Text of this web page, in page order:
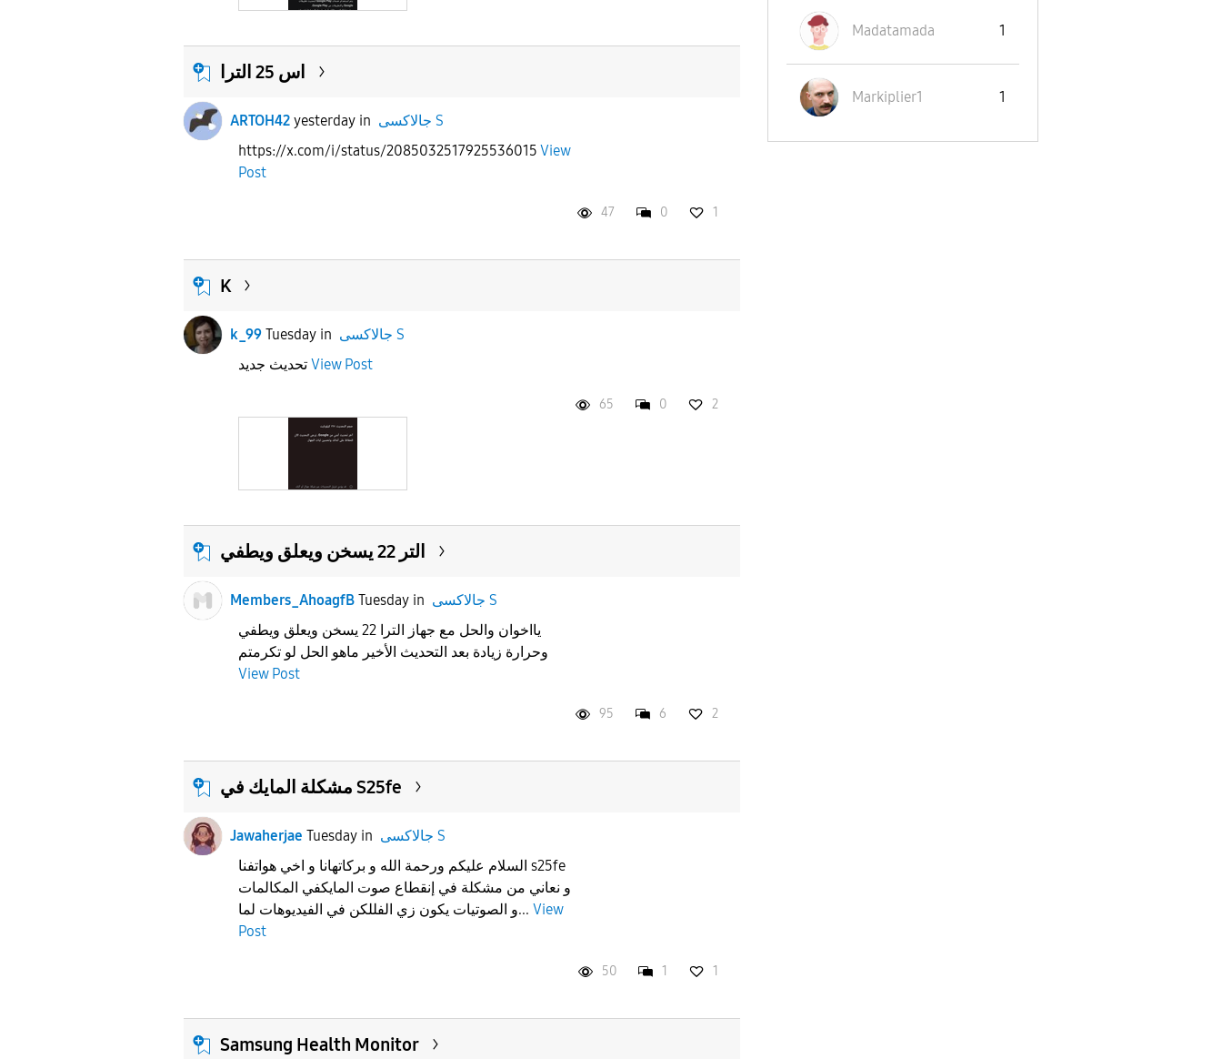
اس 25 الترا
ARTOH42 yesterday in
جالاكسى S
https://x.com/i/status/2085032517925536015 View
Post
47 0 1
K
k_99 Tuesday in
جالاكسى S
View Post
65 0 2
التر 22 يسخن ويعلق ويطفي
Members_AhoagfB Tuesday in
جالاكسى S
يااخوان والحل مع جهاز الترا 22 يسخن ويعلق ويطفي
View Post
95 6 2
مشكلة المايك في S25fe
Jawaherjae Tuesday in
جالاكسى S
السلام عليكم ورحمة الله و بركاتهانا و اخي هواتفنا s25fe
و نعاني من مشكلة في إنقطاع صوت المايكفي المكالمات
و الصوتيات يكون زي الفللكن في الفيديوهات لما... View
Post
50 1 1
Samsung Health Monitor
Madatamada 1
Markiplier1 1